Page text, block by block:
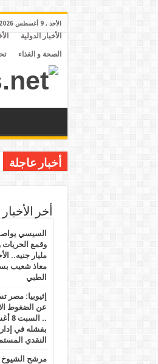
الأحد , 9 أغسطس 2026
الأخبار الدولية
الصحة و الغذاء
أخبار عاجلة
أخر الأخبار
السيسي يواصل
معاذ شعيب
الطبي
إثيوبيا: مصر
عن الضغوط
بفشله في
النقدي
مرشح الشيوخ